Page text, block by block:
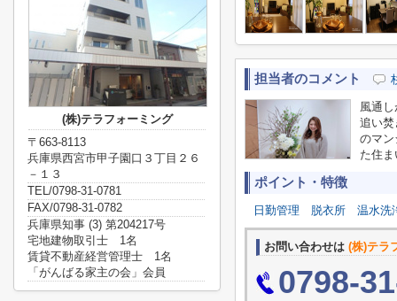
担当者のコメント
風通
追い焚
のマン
た住
ポイント・特徴
日勤管理 脱衣所 温水洗
お問い合わせは (株)テラ
0798-
(株)テラフォーミング
〒663-8113
兵庫県西宮市甲子園口３丁目２６
－１３
TEL/0798-31-0781
FAX/0798-31-0782
兵庫県知事 (3) 第204217号
宅地建物取引士 1名
賃貸不動産経営管理士 1名
「がんばる家主の会」会員